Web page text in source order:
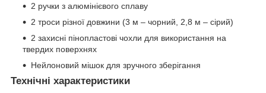
2 ручки з алюмінієвого сплаву
2 троси різної довжини (3 м – чорний, 2,8 м – сірий)
2 захисні пінопластові чохли для використання на
твердих поверхнях
Нейлоновий мішок для зручного зберігання
Технічні характеристики